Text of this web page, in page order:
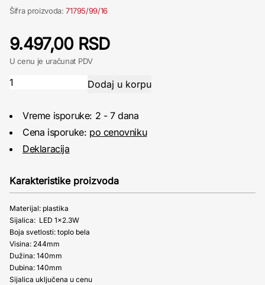
Šifra proizvoda:71795/99/16
9.497,00 RSD
U cenu je uračunat PDV
Vreme isporuke: 2 - 7 dana
Cena isporuke: po cenovniku
Deklaracija
Karakteristike proizvoda
Materijal: plastika
Sijalica: LED 1x2.3W
Boja svetlosti: toplo bela
Visina: 244mm
Dužina: 140mm
Dubina: 140mm
Sijalica uključena u cenu